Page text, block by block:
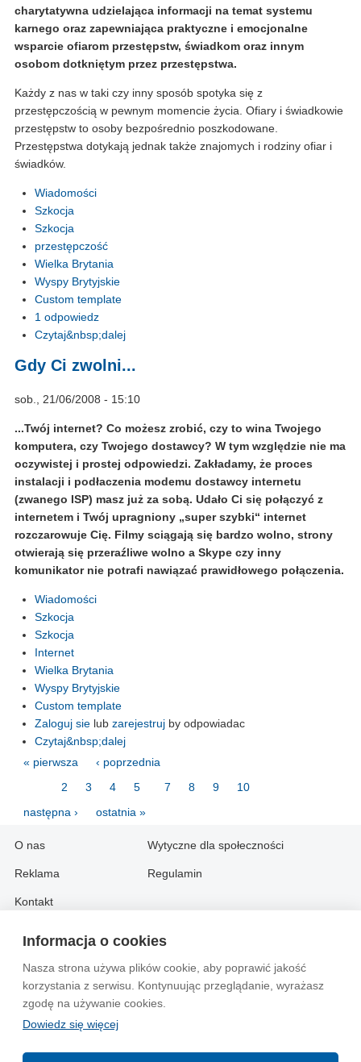
Informacja o cookies
Nasza strona używa plików cookie, aby poprawić jakość
korzystania z serwisu. Kontynuując przeglądanie, wyrażasz
zgodę na używanie cookies.
Dowiedz się więcej
charytatywna udzielająca informacji na temat systemu
karnego oraz zapewniająca praktyczne i emocjonalne
wsparcie ofiarom przestępstw, świadkom oraz innym
osobom dotkniętym przez przestępstwa.
Każdy z nas w taki czy inny sposób spotyka się z
przestępczością w pewnym momencie życia. Ofiary i świadkowie
przestępstw to osoby bezpośrednio poszkodowane.
Przestępstwa dotykają jednak także znajomych i rodziny ofiar i
świadków.
Wiadomości
Szkocja
Szkocja
przestępczość
Wielka Brytania
Wyspy Brytyjskie
Custom template
1 odpowiedz
Czytaj&nbsp;dalej
Gdy Ci zwolni...
sob., 21/06/2008 - 15:10
...Twój internet? Co możesz zrobić, czy to wina Twojego
komputera, czy Twojego dostawcy? W tym względzie nie ma
oczywistej i prostej odpowiedzi. Zakładamy, że proces
instalacji i podłaczenia modemu dostawcy internetu
(zwanego ISP) masz już za sobą. Udało Ci się połączyć z
internetem i Twój upragniony „super szybki“ internet
rozczarowuje Cię. Filmy sciągają się bardzo wolno, strony
otwierają się przeraźliwe wolno a Skype czy inny
komunikator nie potrafi nawiązać prawidłowego połączenia.
Wiadomości
Szkocja
Szkocja
Internet
Wielka Brytania
Wyspy Brytyjskie
Custom template
Zaloguj sie lub zarejestruj by odpowiadac
Czytaj&nbsp;dalej
« pierwsza
‹ poprzednia
2 3 4 5 7 8 9 10
następna ›
ostatnia »
O nas
Reklama
Kontakt
Wytyczne dla społeczności
Regulamin
Information in English:
About
Advertise
Contact